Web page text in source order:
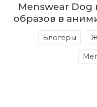
Menswear Dog
образов в
Блогеры